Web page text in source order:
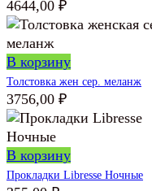
4644,00 ₽
В корзину
Толстовка жен сер. меланж
3756,00 ₽
В корзину
Прокладки Libresse Ночные